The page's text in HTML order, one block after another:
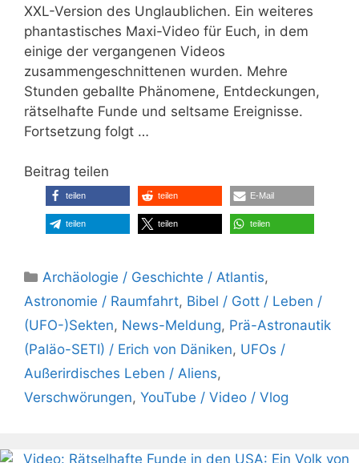
XXL-Version des Unglaublichen. Ein weiteres
phantastisches Maxi-Video für Euch, in dem
einige der vergangenen Videos
zusammengeschnittenen wurden. Mehre
Stunden geballte Phänomene, Entdeckungen,
rätselhafte Funde und seltsame Ereignisse.
Fortsetzung folgt …
Beitrag teilen
teilen teilen E-Mail
teilen teilen teilen
Kategorien
Archäologie / Geschichte / Atlantis,
Astronomie / Raumfahrt, Bibel / Gott / Leben /
(UFO-)Sekten, News-Meldung, Prä-Astronautik
(Paläo-SETI) / Erich von Däniken, UFOs /
Außerirdisches Leben / Aliens,
Verschwörungen, YouTube / Video / Vlog